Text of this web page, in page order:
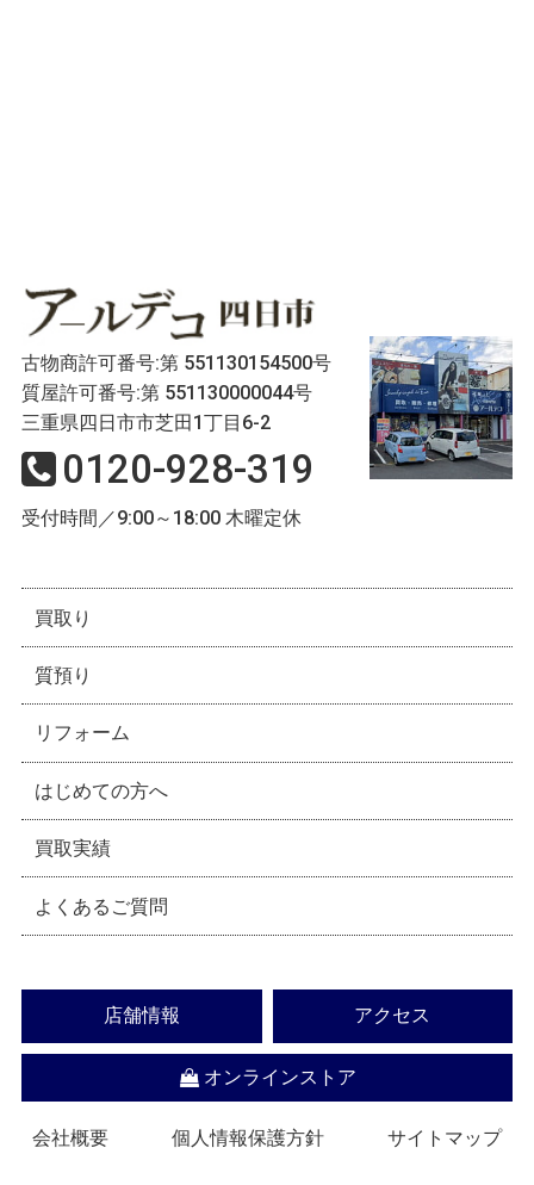
古物商許可番号:第 551130154500号
質屋許可番号:第 551130000044号
三重県四日市市芝田1丁目6-2
0120-928-319
受付時間／9:00～18:00 木曜定休
買取り
質預り
リフォーム
はじめての方へ
買取実績
よくあるご質問
店舗情報 アクセス
オンラインストア
会社概要 個人情報保護方針 サイトマップ